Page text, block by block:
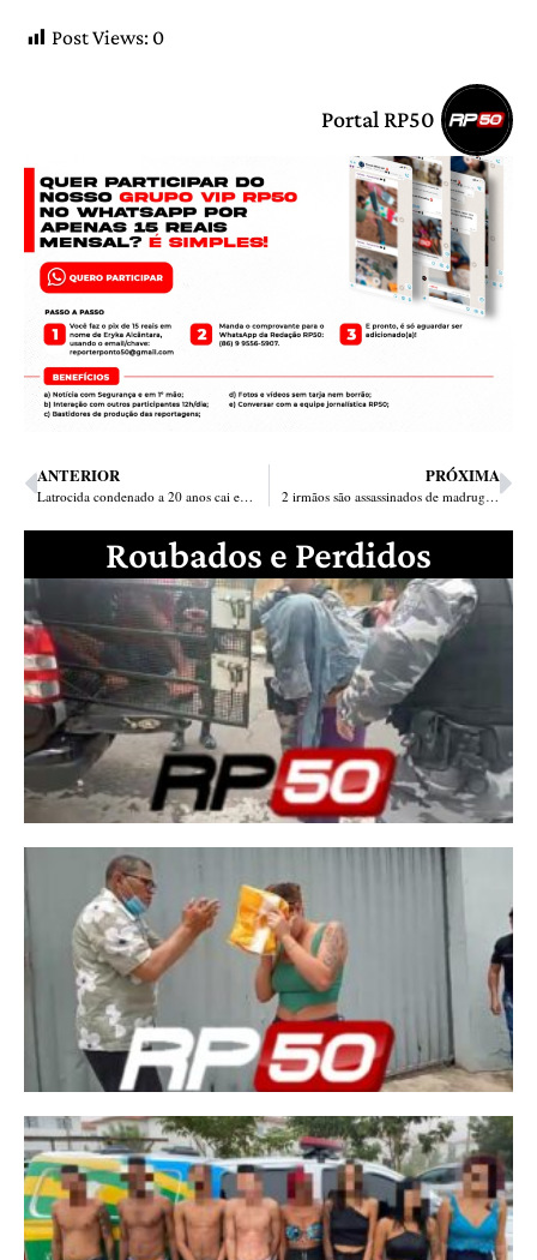
Post Views: 0
Portal RP50
ANTERIOR
Latrocida condenado a 20 anos cai em blitz e é preso em Teresina
PRÓXIMA
2 irmãos são assassinados de madrugada no bairro Manoel Evangelista
Roubados e Perdidos